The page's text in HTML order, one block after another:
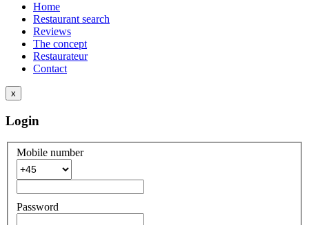
Home
Restaurant search
Reviews
The concept
Restaurateur
Contact
x
Login
Mobile number
Password